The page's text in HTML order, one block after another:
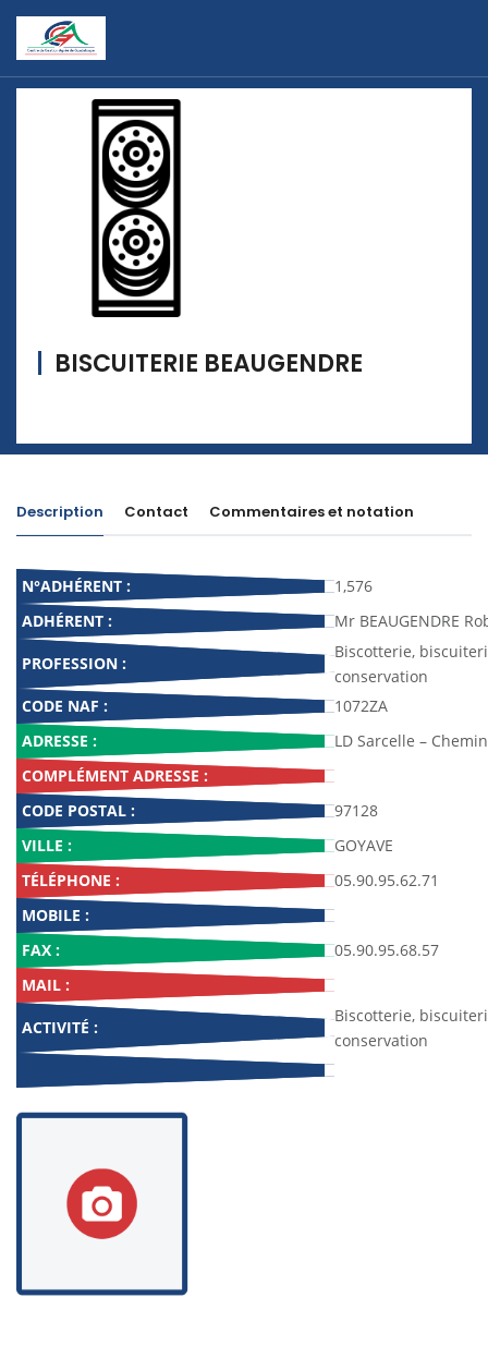
BISCUITERIE BEAUGENDRE
Description Contact Commentaires et notation
N°ADHÉRENT :
1,576
ADHÉRENT :
Mr BEAUGENDRE
PROFESSION :
Biscotterie,
conservation
CODE NAF :
1072ZA
ADRESSE :
LD Sarcelle –
COMPLÉMENT ADRESSE :
CODE POSTAL :
97128
VILLE :
GOYAVE
TÉLÉPHONE :
05.90.95.62.71
MOBILE :
FAX :
05.90.95.68.57
MAIL :
ACTIVITÉ :
Biscotterie,
conservation